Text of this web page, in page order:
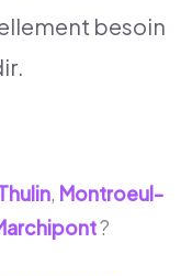
besoin
, Montroeul-
?